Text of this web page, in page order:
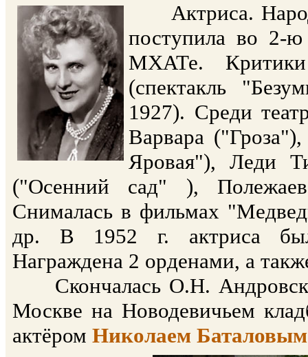
Актриса.
поступила во 2-
МХАТе.
(спектакль
1927). Среди
Варвара
Яровая"), Леди
("Осенний сад" ),
Снималась в фильмах
др. В 1952 г. актриса
Награждена 2 орденами, а
Скончалась О.Н.
Москве на Новодевичьем
актёром Николаем Баталовым